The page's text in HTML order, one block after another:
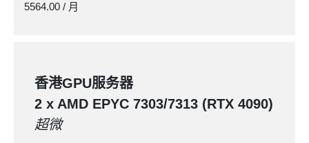
5564.00 / 月
香港GPU服务器
2 x AMD EPYC 7303/7313 (RTX 4090)
超微